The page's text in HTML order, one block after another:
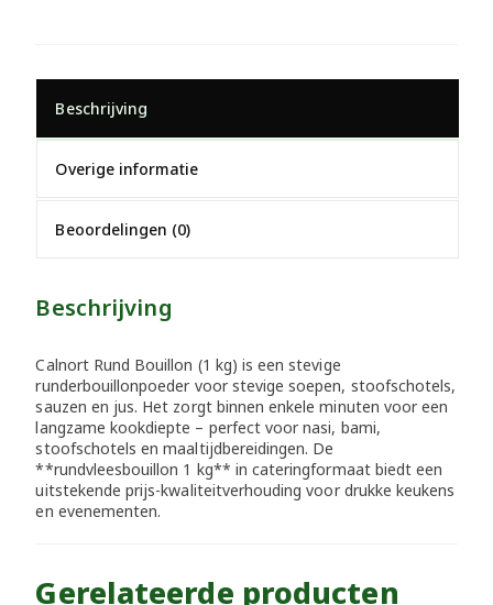
Beschrijving
Overige informatie
Beoordelingen (0)
Beschrijving
Calnort Rund Bouillon (1 kg) is een stevige
runderbouillonpoeder voor stevige soepen, stoofschotels,
sauzen en jus. Het zorgt binnen enkele minuten voor een
langzame kookdiepte – perfect voor nasi, bami,
stoofschotels en maaltijdbereidingen. De
**rundvleesbouillon 1 kg** in cateringformaat biedt een
uitstekende prijs-kwaliteitverhouding voor drukke keukens
en evenementen.
Gerelateerde producten